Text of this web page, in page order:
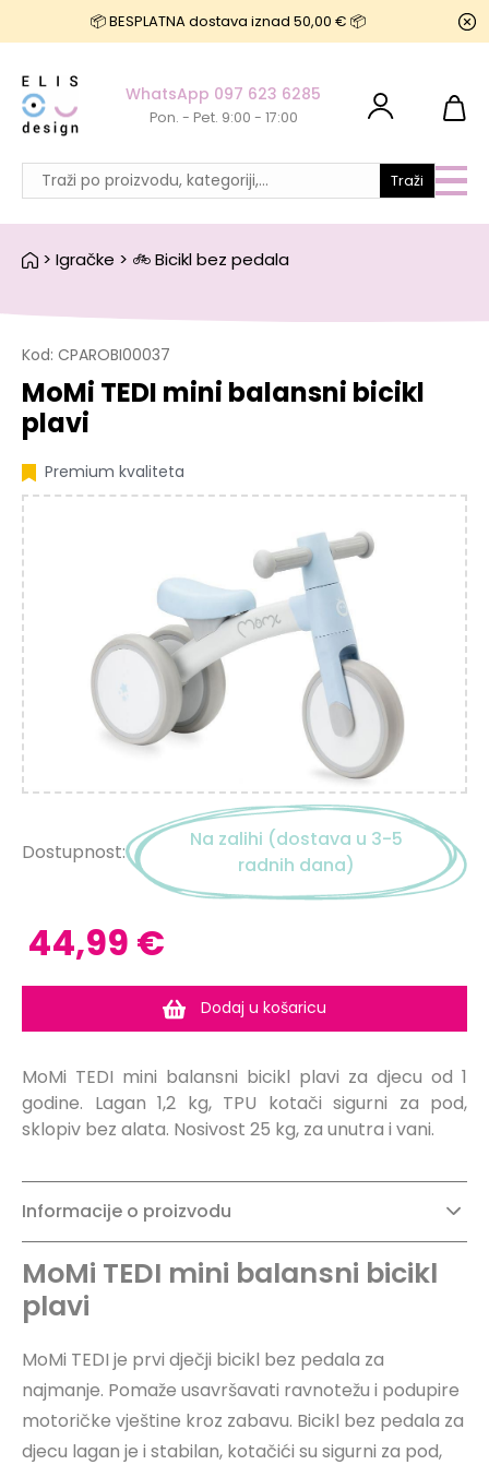
📦 BESPLATNA dostava iznad 50,00 € 📦
Traži
WhatsApp 097 623 6285
Pon. - Pet. 9:00 - 17:00
> Igračke > 🚲 Bicikl bez pedala
Kod: CPAROBI00037
MoMi TEDI mini balansni bicikl
plavi
Premium kvaliteta
Dostupnost:
Na zalihi (dostava u 3-5
radnih dana)
44,99 €
Dodaj u košaricu
MoMi TEDI mini balansni bicikl plavi za djecu od 1
godine. Lagan 1,2 kg, TPU kotači sigurni za pod,
sklopiv bez alata. Nosivost 25 kg, za unutra i vani.
Informacije o proizvodu
MoMi TEDI mini balansni bicikl
plavi
MoMi TEDI je prvi dječji bicikl bez pedala za
najmanje. Pomaže usavršavati ravnotežu i podupire
motoričke vještine kroz zabavu. Bicikl bez pedala za
djecu lagan je i stabilan, kotačići su sigurni za pod,